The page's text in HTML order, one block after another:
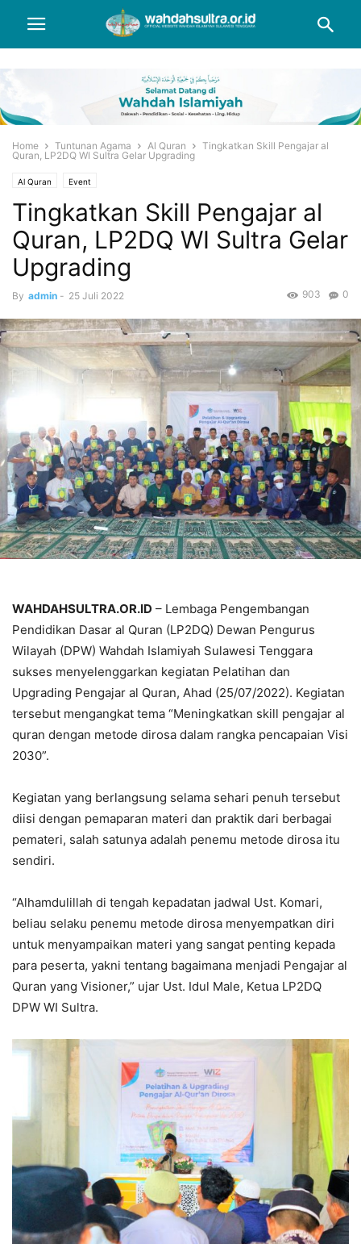
Home Tuntunan Agama Al Quran
Tingkatkan Skill Pengajar al
Quran, LP2DQ WI Sultra Gelar Upgrading
Al Quran Event
Tingkatkan Skill Pengajar al
Quran, LP2DQ WI Sultra Gelar
Upgrading
By admin - 25 Juli 2022 0
903
WAHDAHSULTRA.OR.ID – Lembaga Pengembangan
Pendidikan Dasar al Quran (LP2DQ) Dewan Pengurus
Wilayah (DPW) Wahdah Islamiyah Sulawesi Tenggara
sukses menyelenggarkan kegiatan Pelatihan dan
Upgrading Pengajar al Quran, Ahad (25/07/2022). Kegiatan
tersebut mengangkat tema “Meningkatkan skill pengajar al
quran dengan metode dirosa dalam rangka pencapaian Visi
2030”.
Kegiatan yang berlangsung selama sehari penuh tersebut
diisi dengan pemaparan materi dan praktik dari berbagai
pemateri, salah satunya adalah penemu metode dirosa itu
sendiri.
“Alhamdulillah di tengah kepadatan jadwal Ust. Komari,
beliau selaku penemu metode dirosa menyempatkan diri
untuk menyampaikan materi yang sangat penting kepada
para peserta, yakni tentang bagaimana menjadi Pengajar al
Quran yang Visioner,” ujar Ust. Idul Male, Ketua LP2DQ
DPW WI Sultra.